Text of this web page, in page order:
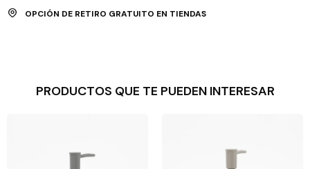
OPCIÓN DE RETIRO GRATUITO EN TIENDAS
PRODUCTOS QUE TE PUEDEN INTERESAR